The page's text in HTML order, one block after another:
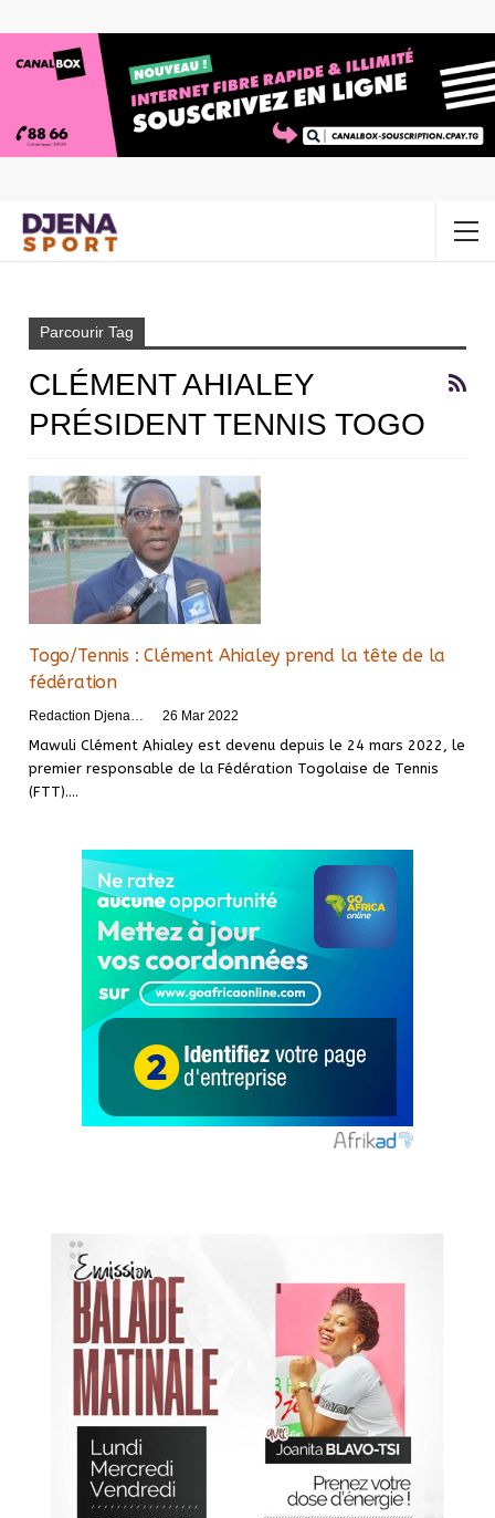
Parcourir Tag
CLÉMENT AHIALEY
PRÉSIDENT TENNIS TOGO
Togo/Tennis : Clément Ahialey prend la tête de la
fédération
Redaction DjenaSport 26 Mar 2022
Mawuli Clément Ahialey est devenu depuis le 24 mars 2022, le
premier responsable de la Fédération Togolaise de Tennis
(FTT).…